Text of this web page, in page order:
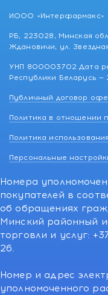
ИООО «Интерфармакс»
РБ, 223028, Минская
Ждановичи, ул.
УНП 800003702 Дата
Республики Беларусь —
Публичный договор
Политика в отношении
Политика
Персональные
Номера
покупателей в
об обращениях
Минский районный
торговли и услуг:
26.
Номер и адрес
уполномоченного